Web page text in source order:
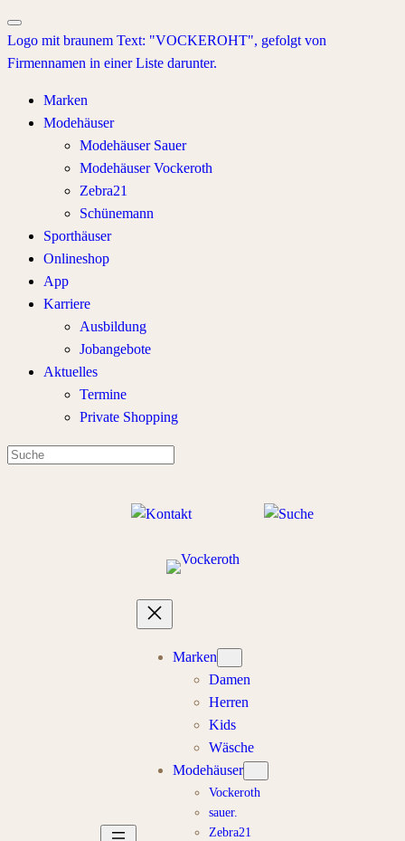
Marken
Modehäuser
Modehäuser Sauer
Modehäuser Vockeroth
Zebra21
Schünemann
Sporthäuser
Onlineshop
App
Karriere
Ausbildung
Jobangebote
Aktuelles
Termine
Private Shopping
Marken
Damen
Herren
Kids
Wäsche
Modehäuser
Vockeroth
sauer.
Zebra21